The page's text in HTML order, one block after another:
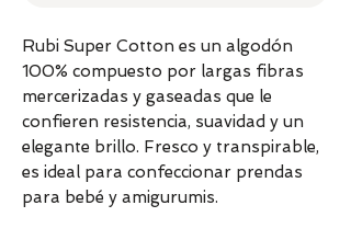
Rubi Super Cotton es un algodón
100% compuesto por largas fibras
mercerizadas y gaseadas que le
confieren resistencia, suavidad y un
elegante brillo. Fresco y transpirable,
es ideal para confeccionar prendas
para bebé y amigurumis.